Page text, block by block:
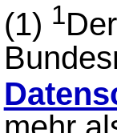
(1) 1